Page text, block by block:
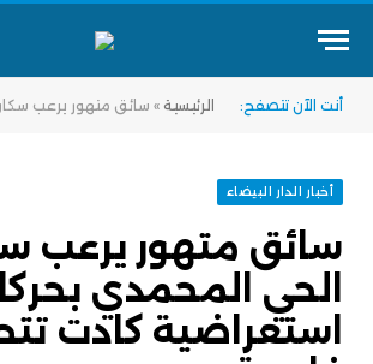
أنت الآن تتصفح: الرئيسية » سائق متهور يرعب سكان الحي المحمدي
أخبار الدار البيضاء
سائق متهور يرعب
الحي المحمدي
استعراضية كادت